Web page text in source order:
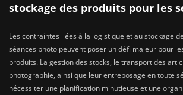
stockage des produits pour les
Les contraintes liées à la logistique et au stockage
séances photo peuvent poser un défi majeur pour
produits. La gestion des stocks, le transport des
photographie, ainsi que leur entreposage en toute
nécessiter une planification minutieuse et une